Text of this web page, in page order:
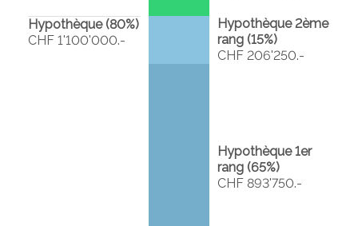
Hypothèque (80%)
CHF 1'100'000.-
Hypothèque 2ème
rang (15%)
CHF 206'250.-
Hypothèque 1er
rang (65%)
CHF 893'750.-